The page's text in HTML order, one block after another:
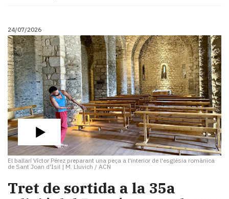
24/07/2026
El ballarí Víctor Pérez preparant una peça a l'interior de l'església romànica
de Sant Joan d'Isil | M. Lluvich / ACN
​Tret de sortida a la 35a